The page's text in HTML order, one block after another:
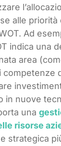
alle priorità
Ad
indica una
area
competenze
in nuove
una
risorse
strategica